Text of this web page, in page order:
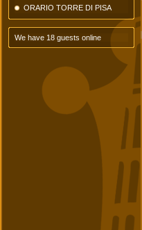
ORARIO TORRE DI PISA
We have 18 guests online